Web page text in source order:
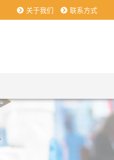
关于我们 联系方式